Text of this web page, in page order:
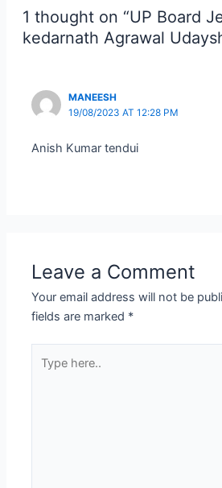
1 thought on “UP Board
kedarnath Agrawal
MANEESH
19/08/2023 AT 12:28 PM
Anish Kumar tendui
Leave a Comment
Your email address will not be
fields are marked *
here..